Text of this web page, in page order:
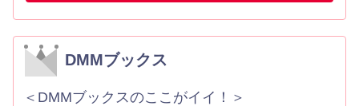
DMMブックス
＜DMMブックスのここがイイ！＞